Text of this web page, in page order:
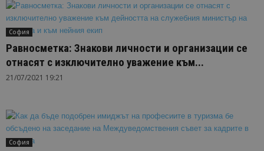
София
Равносметка: Знакови личности и организации се
отнасят с изключително уважение към...
21/07/2021 19:21
София